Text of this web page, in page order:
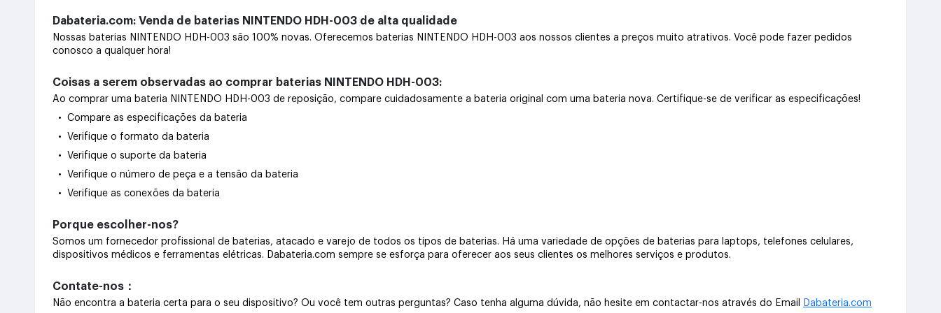
Dabateria.com: Venda de baterias NINTENDO HDH-003 de alta qualidade
Nossas baterias NINTENDO HDH-003 são 100% novas. Oferecemos baterias NINTENDO HDH-003 aos nossos clientes a preços muito atrativos. Você pode fazer pedidos
conosco a qualquer hora!
Coisas a serem observadas ao comprar baterias NINTENDO HDH-003:
Ao comprar uma bateria NINTENDO HDH-003 de reposição, compare cuidadosamente a bateria original com uma bateria nova. Certifique-se de verificar as especificações!
• Compare as especificações da bateria
• Verifique o formato da bateria
• Verifique o suporte da bateria
• Verifique o número de peça e a tensão da bateria
• Verifique as conexões da bateria
Porque escolher-nos?
Somos um fornecedor profissional de baterias, atacado e varejo de todos os tipos de baterias. Há uma variedade de opções de baterias para laptops, telefones celulares,
dispositivos médicos e ferramentas elétricas. Dabateria.com sempre se esforça para oferecer aos seus clientes os melhores serviços e produtos.
Contate-nos：
Não encontra a bateria certa para o seu dispositivo? Ou você tem outras perguntas? Caso tenha alguma dúvida, não hesite em contactar-nos através do Email Dabateria.com